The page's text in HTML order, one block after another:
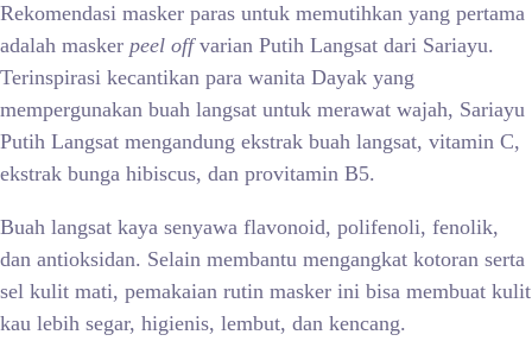
Rekomendasi masker paras untuk memutihkan yang pertama
adalah masker peel offvarian Putih Langsat dari Sariayu.
Terinspirasi kecantikan para wanita Dayak yang
mempergunakan buah langsat untuk merawat wajah, Sariayu
Putih Langsat mengandung ekstrak buah langsat, vitamin C,
ekstrak bunga hibiscus, dan provitamin B5.
Buah langsat kaya senyawa flavonoid, polifenoli, fenolik,
dan antioksidan. Selain membantu mengangkat kotoran serta
sel kulit mati, pemakaian rutin masker ini bisa membuat kulit
kau lebih segar, higienis, lembut, dan kencang.